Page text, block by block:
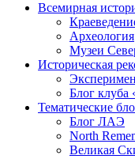
Всемирная
Археология
Музеи
Историческая
Блог клуба
Тематические
Блог ЛАЭ
North
Великая